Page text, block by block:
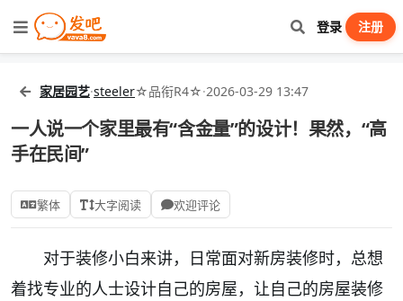
登录 注册
家居园艺·steeler☆品衔R4☆·2026-03-29 13:47
一人说一个家里最有“含金量”的设计！果然，“高
手在民间”
繁体 大字阅读 欢迎评论
对于装修小白来讲，日常面对新房装修时，总想
着找专业的人士设计自己的房屋，让自己的房屋装修